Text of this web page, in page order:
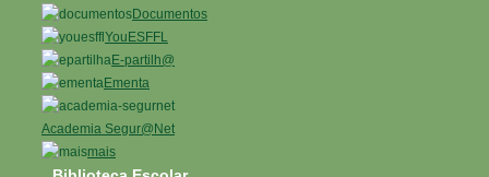
Documentos
YouESFFL
E-partilh@
Ementa
Academia Segur@Net
mais